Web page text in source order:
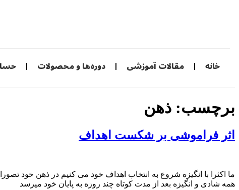
خانه مقالات آموزشی دوره‌ها و محصولات
برچسب: ذهن
اثر فراموشی بر شکست اهداف
ما اکثرا با انگیزه شروع به انتخاب اهداف خود می کنیم در ذهن خود
همه شادی و انگیزه بعد از مدت کوتاه چند روزه به پایان خود میرسد